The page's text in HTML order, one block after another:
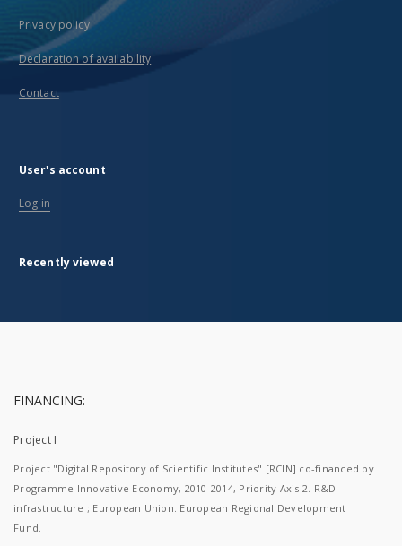
Privacy policy
Declaration of availability
Contact
User's account
Log in
Recently viewed
FINANCING:
Project I
Project "Digital Repository of Scientific Institutes" [RCIN] co-financed by
Programme Innovative Economy, 2010-2014, Priority Axis 2. R&D
infrastructure ; European Union. European Regional Development
Fund.